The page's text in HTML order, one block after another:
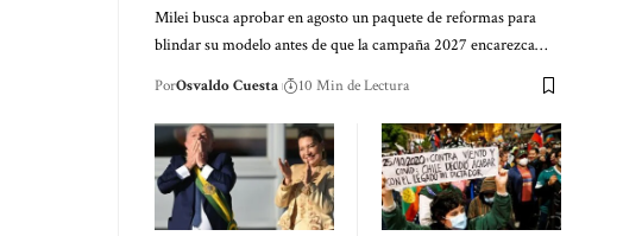
Milei busca aprobar en agosto un paquete de reformas para
blindar su modelo antes de que la campaña 2027 encarezca…
PorOsvaldo Cuesta 10 Min de Lectura